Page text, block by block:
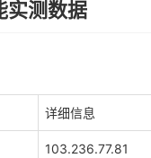
实测数据
详细信息
103.236.77.81